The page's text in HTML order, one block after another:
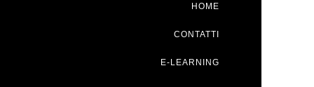
HOME
CONTATTI
E-LEARNING